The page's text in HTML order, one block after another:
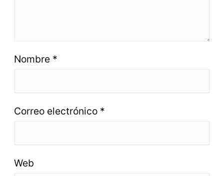
Nombre *
Correo electrónico *
Web